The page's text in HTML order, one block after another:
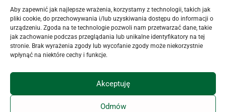
Aby zapewnić jak najlepsze wrażenia, korzystamy z technologii, takich jak
pliki cookie, do przechowywania i/lub uzyskiwania dostępu do informacji o
urządzeniu. Zgoda na te technologie pozwoli nam przetwarzać dane, takie
jak zachowanie podczas przeglądania lub unikalne identyfikatory na tej
stronie. Brak wyrażenia zgody lub wycofanie zgody może niekorzystnie
wpłynąć na niektóre cechy i funkcje.
Akceptuję
Odmów
ul. Koszykowej 60/62
m. 16, w celu komunikacji
związanej z
uruchomieniem i wysyłką
Newslettera PZHK.
poinformował mnie o
dobrowolności podania
danych i przysługujących
mi prawach, w